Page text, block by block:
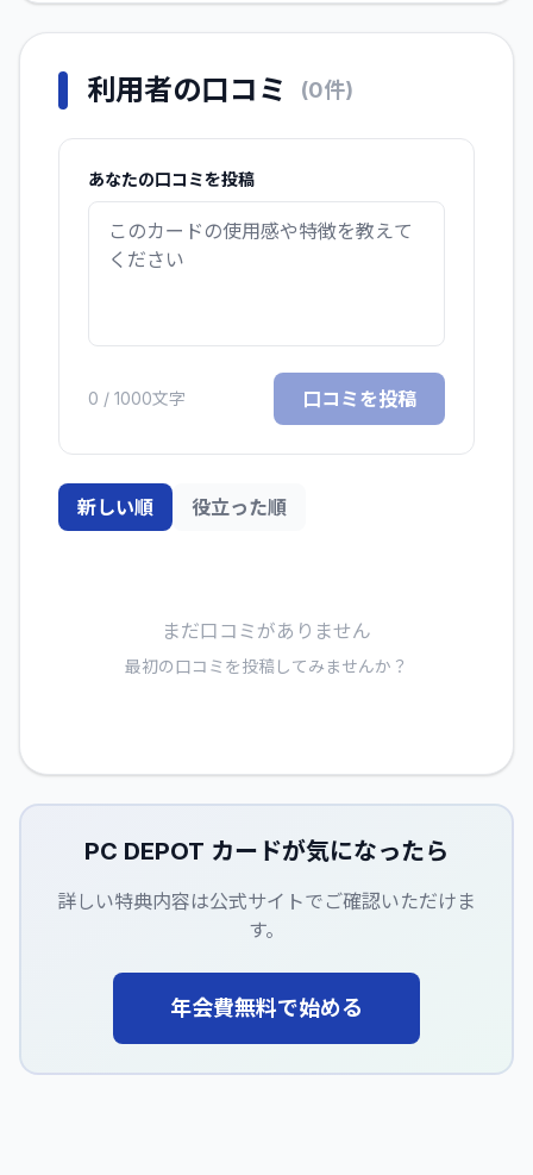
利用者の口コミ (0件)
あなたの口コミを投稿
0 / 1000文字 口コミを投稿
新しい順 役立った順
まだ口コミがありません
最初の口コミを投稿してみませんか？
PC DEPOT カードが気になったら
詳しい特典内容は公式サイトでご確認いただけま
す。
年会費無料で始める